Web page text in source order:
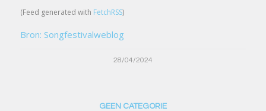
(Feed generated with FetchRSS)
Bron: Songfestivalweblog
28/04/2024
GEEN CATEGORIE